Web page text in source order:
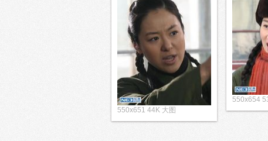
550x654
550x651 44K 大图